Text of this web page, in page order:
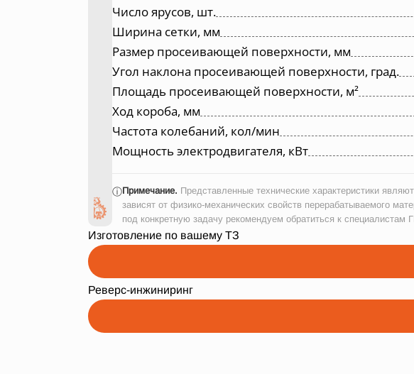
Число ярусов, шт.
Ширина сетки, мм
Размер просеивающей поверхности, мм
Угол наклона просеивающей поверхности, град.
Площадь просеивающей поверхности, м²
Ход короба, мм
Частота колебаний, кол/мин
Мощность электродвигателя, кВт
ⓘПримечание. Представленные технические характеристики
зависят от физико-механических свойств перерабатываемого
под конкретную задачу рекомендуем обратиться к специалистам
Изготовление по вашему ТЗ
Реверс-инжиниринг